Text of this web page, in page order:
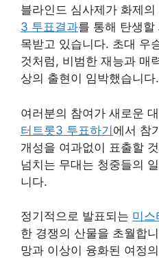
블라인드 심사제가 화제
3 투표결과를 통해 탄생
목받고 있습니다. 초대 우
것처럼, 비범한 재능과 매
상의 출현이 임박했습니다.
여러분의 참여가 새로운
터트롯3 투표하기에서 참
개성을 여과없이 표출할
넘치는 무대는 청중들의
니다.
정기적으로 발표되는 미스
한 경쟁의 산물을 초월합
망과 이상이 융화된 여정